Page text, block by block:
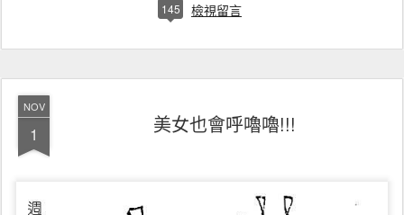
145 檢視留言
NOV
1 美女也會呼嚕嚕!!!